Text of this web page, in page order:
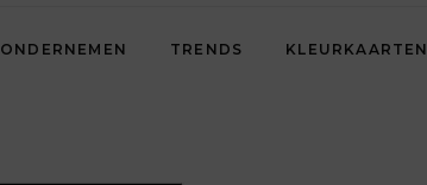
ONDERNEMEN TRENDS KLEURKAARTEN